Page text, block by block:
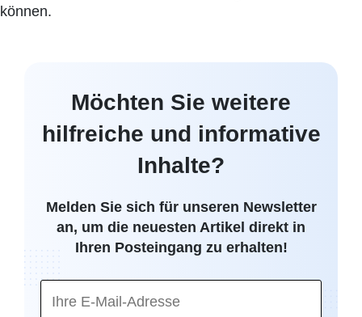
können.
Möchten Sie weitere
hilfreiche und informative
Inhalte?
Melden Sie sich für unseren Newsletter
an, um die neuesten Artikel direkt in
Ihren Posteingang zu erhalten!